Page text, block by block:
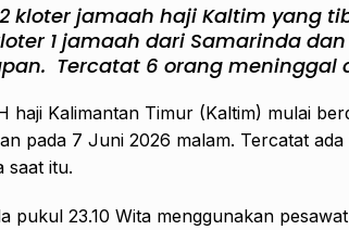
kloter jamaah haji Kaltim yang
1 jamaah dari Samarinda
Tercatat 6 orang meninggal
haji Kalimantan Timur (Kaltim) mulai
pada 7 Juni 2026 malam. Tercatat
saat itu.
pukul 23.10 Wita menggunakan